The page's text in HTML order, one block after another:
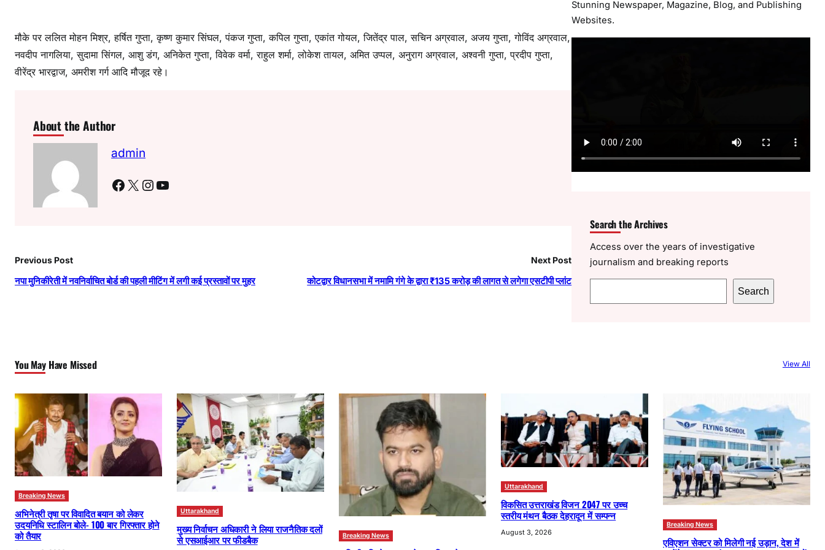
मौके पर ललित मोहन मिश्र, हर्षित गुप्ता, कृष्ण कुमार सिंघल, पंकज गुप्ता, कपिल गुप्ता, एकांत गोयल, जितेंद्र पाल, सचिन अग्रवाल, अजय गुप्ता, गोविंद अग्रवाल,
नवदीप नागलिया, सुदामा सिंगल, आशु डंग, अनिकेत गुप्ता, विवेक वर्मा, राहुल शर्मा, लोकेश तायल, अमित उप्पल, अनुराग अग्रवाल, अश्वनी गुप्ता, प्रदीप गुप्ता,
वीरेंद्र भारद्वाज, अमरीश गर्ग आदि मौजूद रहे।
About the Author
admin
Facebook X Instagram YouTube
Previous Post
नपा मुनिकीरेती में नवनिर्वाचित बोर्ड की पहली मीटिंग में लगी कई प्रस्तावों पर मुहर
Next Post
कोटद्वार विधानसभा में नमामि गंगे के द्वारा ₹135 करोड़ की लागत से लगेगा एसटीपी प्लांट
Stunning Newspaper, Magazine, Blog, and Publishing
Websites.
Search the Archives
Access over the years of investigative
journalism and breaking reports
e
Search
You May Have Missed View All
Breaking News
अभिनेत्री तृषा पर विवादित बयान को लेकर
उदयनिधि स्टालिन बोले- 100 बार गिरफ्तार होने
को तैयार
Uttarakhand
मुख्य निर्वाचन अधिकारी ने लिया राजनैतिक दलों
से एसआईआर पर फीडबैक
Breaking News
Uttarakhand
विकसित उत्तराखंड विजन 2047 पर उच्च
स्तरीय मंथन बैठक देहरादून में सम्पन्न
August 3, 2026
Breaking News
एविएशन सेक्टर को मिलेगी नई उड़ान, देश में